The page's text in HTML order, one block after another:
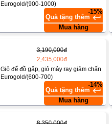
Eurogold/(900-1000)
-15%
Quà tặng thêm keyboard_return
Mua hàng
3,190,000đ
2,435,000đ
Giỏ để đồ gấp, giỏ mây ray giảm chấn
Eurogold/(600-700)
-14%
Quà tặng thêm keyboard_return
Mua hàng